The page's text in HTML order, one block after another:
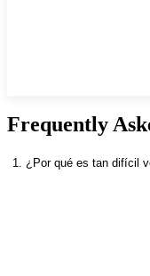
Frequently
1. ¿Por qué es tan difícil